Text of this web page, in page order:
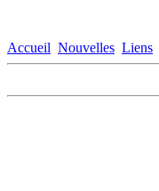
Accueil Nouvelles Liens